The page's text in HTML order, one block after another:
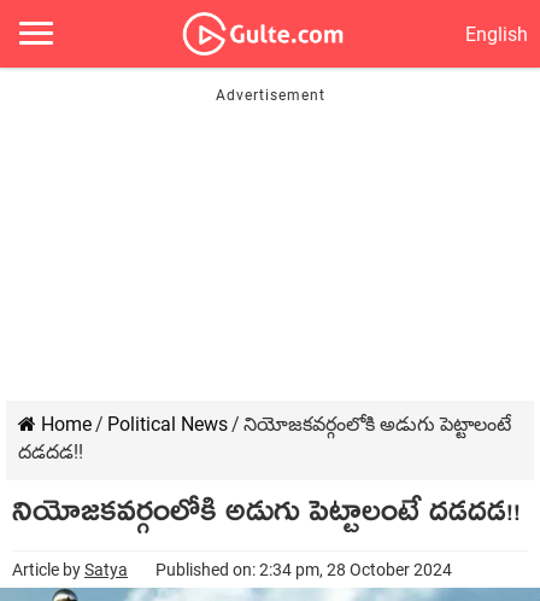
English
Home/ Political News/ నియోజ‌క‌వ‌ర్గంలోకి అడుగు పెట్టాలంటే
ద‌డ‌ద‌డ‌!!
నియోజ‌క‌వ‌ర్గంలోకి అడుగు పెట్టాలంటే ద‌డ‌ద‌డ‌!!
Article bySatya Published on: 2:34 pm, 28 October 2024